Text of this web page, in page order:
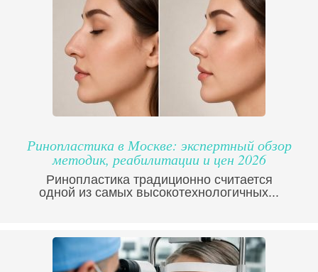
Ринопластика в Москве: экспертный обзор
методик, реабилитации и цен 2026
Ринопластика традиционно считается
одной из самых высокотехнологичных...